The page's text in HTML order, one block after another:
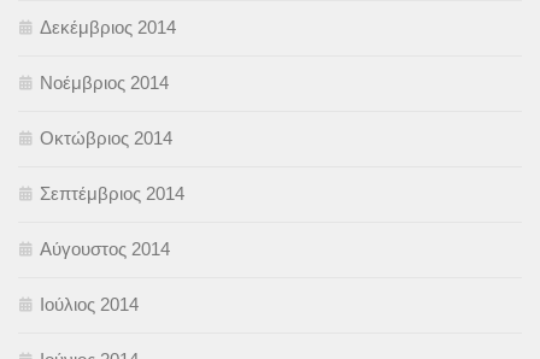
Δεκέμβριος 2014
Νοέμβριος 2014
Οκτώβριος 2014
Σεπτέμβριος 2014
Αύγουστος 2014
Ιούλιος 2014